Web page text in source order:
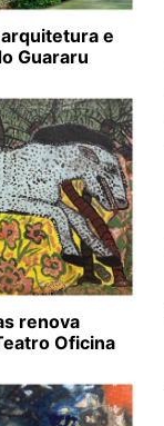
e
Guararu
renova
Oficina